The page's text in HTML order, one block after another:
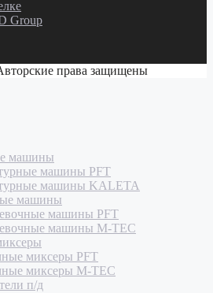
Group
права защищены
машины
машины PFT
машины KALETA
машины
машины PFT
машины M-TEC
миксеры PFT
миксеры M-TEC
п/д